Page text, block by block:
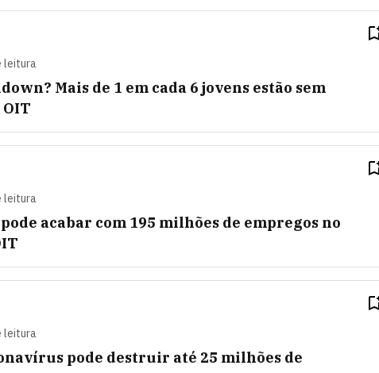
leitura
Mais de 1 em cada 6 jovens estão sem
leitura
acabar com 195 milhões de empregos no
leitura
pode destruir até 25 milhões de